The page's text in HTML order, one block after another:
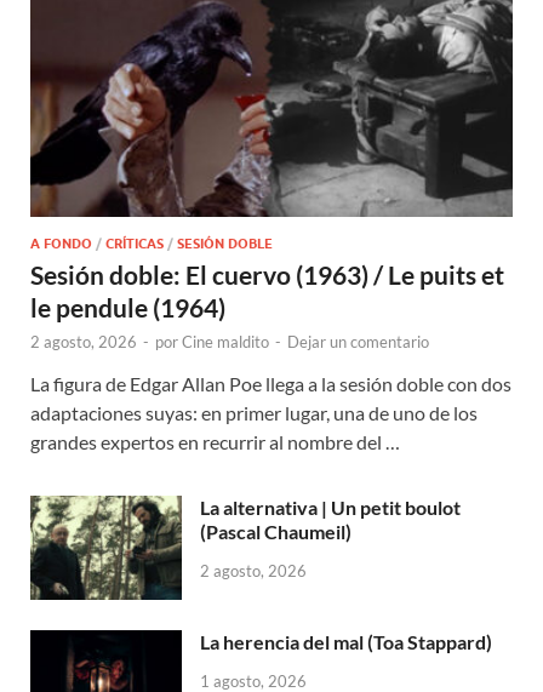
A FONDO / CRÍTICAS / SESIÓN DOBLE
Sesión doble: El cuervo (1963) / Le puits et
le pendule (1964)
2 agosto, 2026 - porCine maldito - Dejar un comentario
La figura de Edgar Allan Poe llega a la sesión doble con dos
adaptaciones suyas: en primer lugar, una de uno de los
grandes expertos en recurrir al nombre del …
La alternativa | Un petit boulot
(Pascal Chaumeil)
2 agosto, 2026
La herencia del mal (Toa Stappard)
1 agosto, 2026